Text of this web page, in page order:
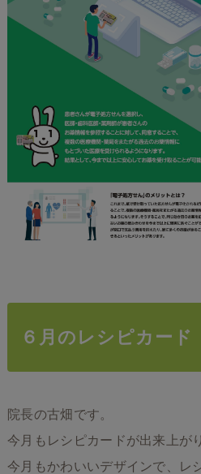
６月のレシピカード
院長の古畑です。
今月もレシピカードが出来上が
今月もかわいいデザインで、レ